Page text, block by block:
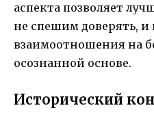
аспекта позволяет
не спешим доверять, и
взаимоотношения на
осознанной основе.
Исторический